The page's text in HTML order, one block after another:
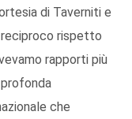
di Taverniti e
reciproco rispetto
rapporti più
che